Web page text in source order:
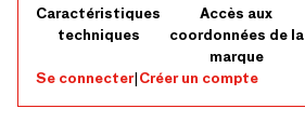
Caractéristiques
techniques
Accès aux
coordonnées de la
marque
Se connecter|Créer un compte